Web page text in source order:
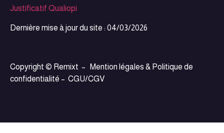
Justificatif Qualiopi
Dernière mise à jour du site : 04/03/2026
Copyright © Remixt –
Mention légales & Politique de
confidentialité – CGU/CGV